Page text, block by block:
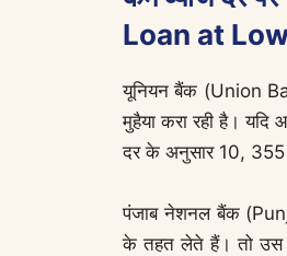
Loan at
यूनियन बैंक (Union
मुहैया करा रही है।
दर के अनुसार 10, 355
पंजाब नेशनल बैंक
के तहत लेते हैं। तो उस